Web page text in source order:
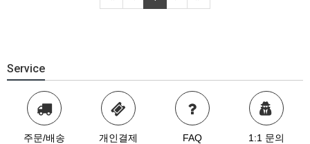
Service
주문/배송 개인결제 FAQ 1:1 문의